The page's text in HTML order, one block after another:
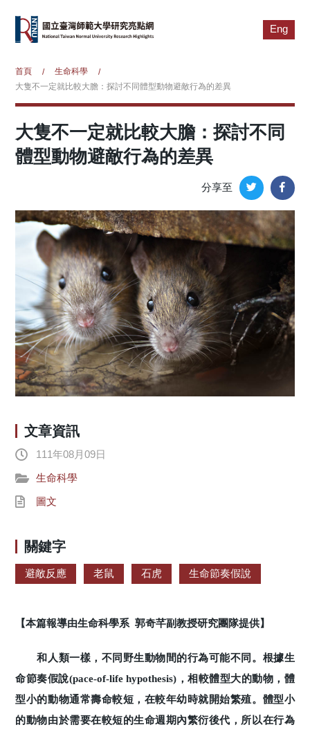
Eng
首頁 / 生命科學
/
大隻不一定就比較大膽：探討不同體型動物避敵行為的差異
大隻不一定就比較大膽：探討不同
體型動物避敵行為的差異
分享至
文章資訊
111年08月09日
生命科學
圖文
關鍵字
避敵反應 老鼠 石虎 生命節奏假說
【本篇報導由生命科學系 郭奇芊副教授研究團隊提供】
和人類一樣，不同野生動物間的行為可能不同。根據生
命節奏假說(pace-of-life hypothesis)，相較體型大的動物，體
型小的動物通常壽命較短，在較年幼時就開始繁殖。體型小
的動物由於需要在較短的生命週期內繁衍後代，所以在行為